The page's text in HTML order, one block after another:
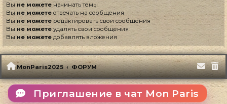
Вы не можетеначинать темы
Вы не можете отвечать на сообщения
Вы не можете редактировать свои сообщения
Выне можетеудалять свои сообщения
Вы не можете добавлять вложения
MonParis2025 ФОРУМ
Приглашение в чат Mon Paris